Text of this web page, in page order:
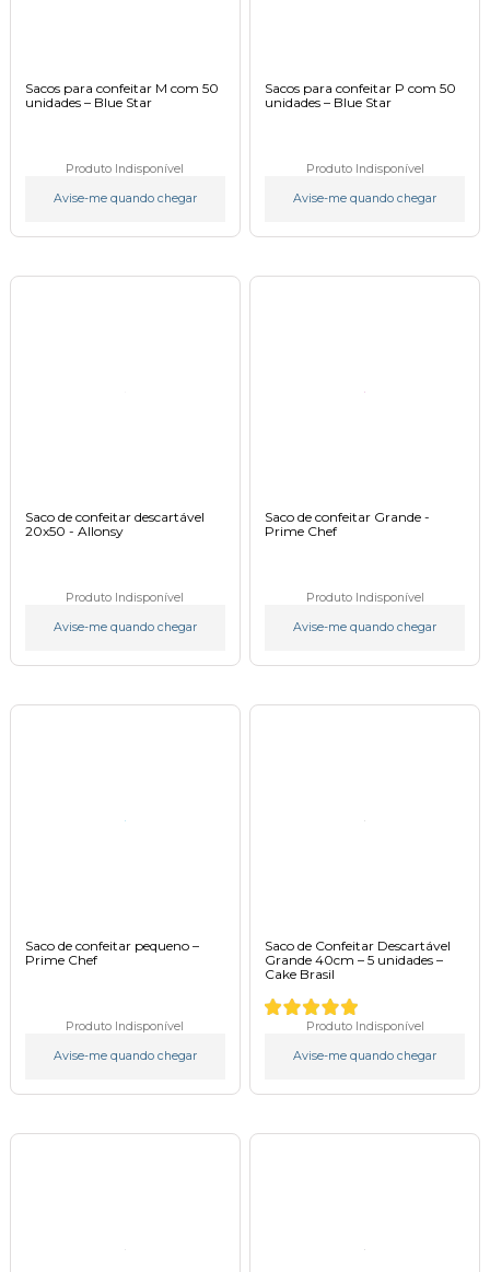
Sacos para confeitar M com 50
unidades – Blue Star
Produto Indisponível
Avise-me quando chegar
Sacos para confeitar P com 50
unidades – Blue Star
Produto Indisponível
Avise-me quando chegar
Saco de confeitar descartável
20x50 - Allonsy
Produto Indisponível
Avise-me quando chegar
Saco de confeitar Grande -
Prime Chef
Produto Indisponível
Avise-me quando chegar
Saco de confeitar pequeno –
Prime Chef
Produto Indisponível
Avise-me quando chegar
Saco de Confeitar Descartável
Grande 40cm – 5 unidades –
Cake Brasil
Produto Indisponível
Avise-me quando chegar